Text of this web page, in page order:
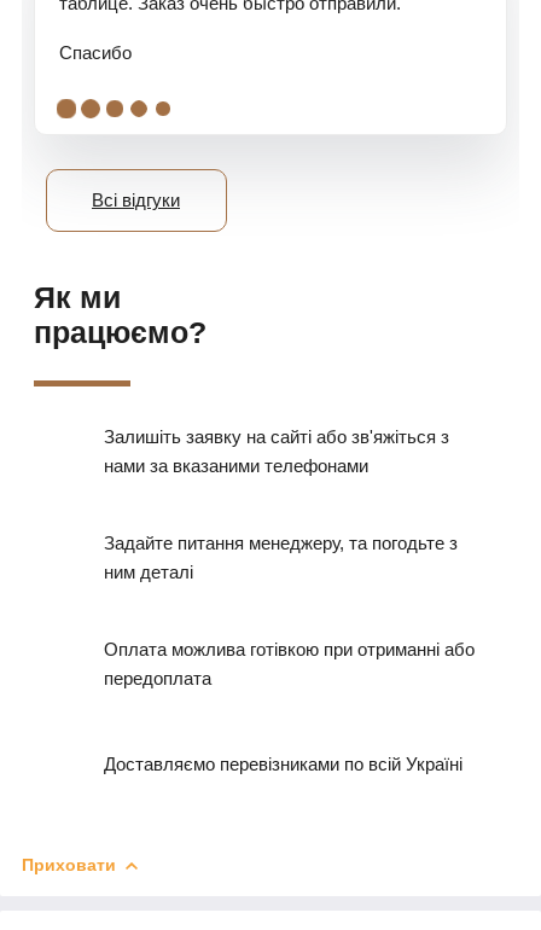
Спасибо
. . . . .
Всі відгуки
Як ми
працюємо?
Залишіть заявку на сайті або зв'яжіться з
нами за вказаними телефонами
Задайте питання менеджеру, та погодьте з
ним деталі
Оплата можлива готівкою при отриманні або
передоплата
Доставляємо перевізниками по всій Україні
Приховати